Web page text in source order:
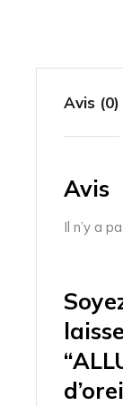
Avis (0)
Avis
Il n’y a